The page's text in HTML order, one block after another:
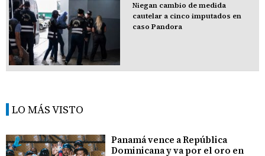
Niegan cambio de medida
cautelar a cinco imputados en
caso Pandora
LO MÁS VISTO
Panamá vence a República
Dominicana y va por el oro en